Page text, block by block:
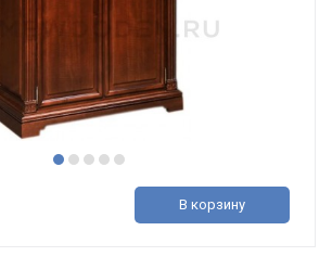
В корзину